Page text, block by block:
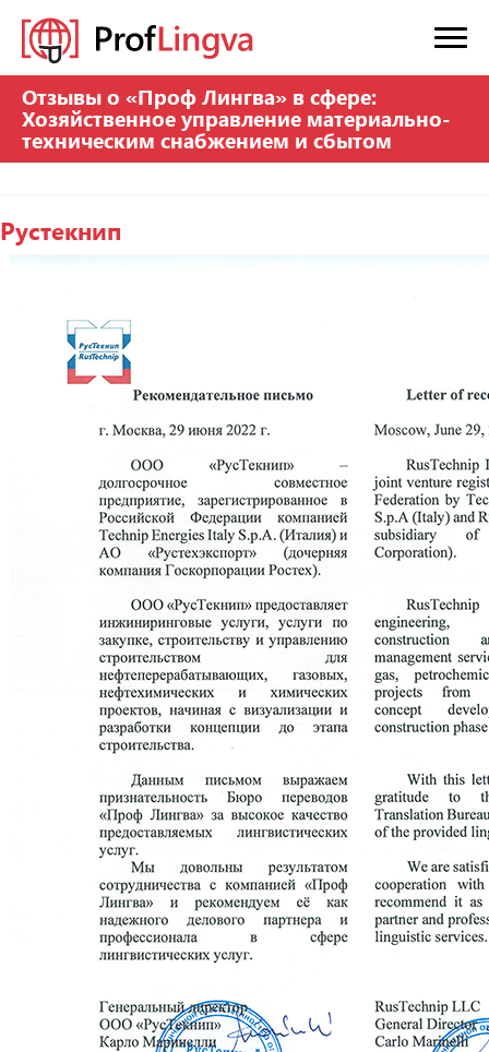
Отзывы о «Проф Лингва» в сфере:
Хозяйственное управление материально-
техническим снабжением и сбытом
Рустекнип